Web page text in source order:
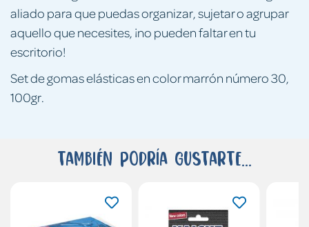
aliado para que puedas organizar, sujetar o agrupar
aquello que necesites, ¡no pueden faltar en tu
escritorio!
Set de gomas elásticas en color marrón número 30,
100gr.
También podría gustarte...